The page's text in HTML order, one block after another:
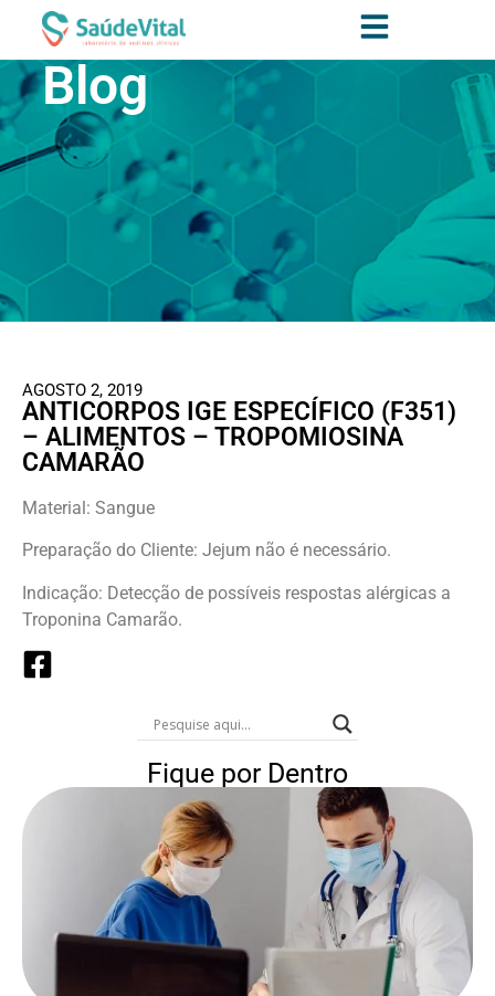
Blog
AGOSTO 2, 2019
ANTICORPOS IGE ESPECÍFICO (F351)
– ALIMENTOS – TROPOMIOSINA
CAMARÃO
Material: Sangue
Preparação do Cliente: Jejum não é necessário.
Indicação: Detecção de possíveis respostas alérgicas a
Troponina Camarão.
Fique por Dentro